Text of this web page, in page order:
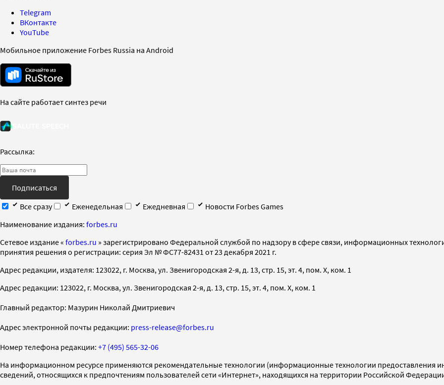
Telegram
ВКонтакте
YouTube
Мобильное приложение Forbes Russia на Android
На сайте работает синтез речи
Рассылка:
Подписаться
Все сразу
Еженедельная Ежедневная
Новости Forbes Games
Наименование издания: forbes.ru
Cетевое издание « forbes.ru » зарегистрировано Федеральной службой по надзору в сфере связи, информационных
принятия решения о регистрации: серия Эл № ФС77-82431 от 23 декабря 2021 г.
Адрес редакции, издателя: 123022, г. Москва, ул. Звенигородская 2-я, д. 13, стр. 15, эт. 4, пом. X, ком. 1
Адрес редакции: 123022, г. Москва, ул. Звенигородская 2-я, д. 13, стр. 15, эт. 4, пом. X, ком. 1
Главный редактор: Мазурин Николай Дмитриевич
Адрес электронной почты редакции: press-release@forbes.ru
Номер телефона редакции: +7 (495) 565-32-06
На информационном ресурсе применяются рекомендательные технологии (информационные технологии предоставления
сведений, относящихся к предпочтениям пользователей сети «Интернет», находящихся на территории Российской